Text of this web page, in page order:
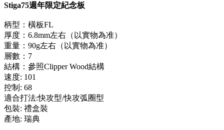
Stiga75週年限定紀念板
柄型：橫板FL
厚度：6.8mm左右（以實物為准）
重量：90g左右（以實物為准）
層數：7
結構：參照Clipper Wood結構
速度: 101
控制: 68
適合打法:快攻型/快攻弧圈型
包裝: 禮盒裝
產地: 瑞典